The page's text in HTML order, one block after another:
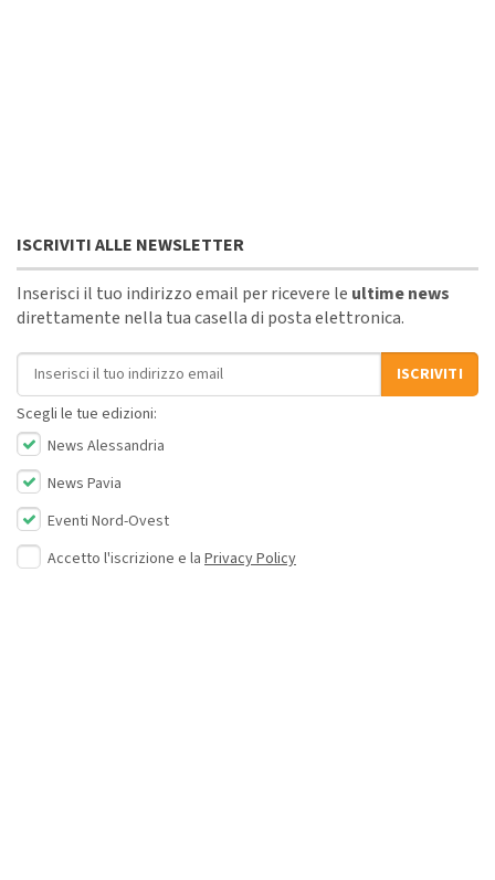
ISCRIVITI ALLE NEWSLETTER
Inserisci il tuo indirizzo email per ricevere le ultime news
direttamente nella tua casella di posta elettronica.
Indirizzo email
ISCRIVITI
Scegli le tue edizioni:
News Alessandria
News Pavia
Eventi Nord-Ovest
Accetto l'iscrizione e la Privacy Policy